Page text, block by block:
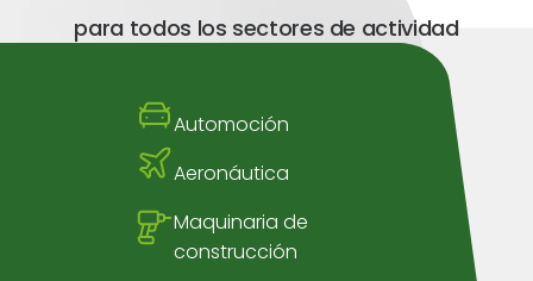
para todos los sectores de actividad
Automoción
Aeronáutica
Maquinaria de
construcción